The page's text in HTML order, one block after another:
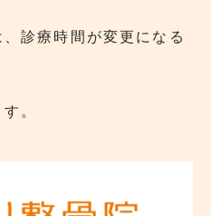
診療時間が変更になる
。